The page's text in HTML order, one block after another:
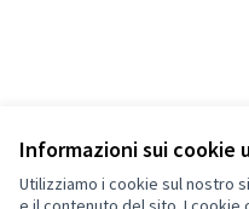
Informazioni sui
Utilizziamo i cookie sul nostro
Termini di servizio
Impostazioni dei cookie